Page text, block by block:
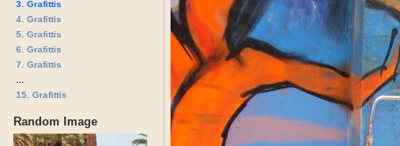
3. Grafittis
4. Grafittis
5. Grafittis
6. Grafittis
7. Grafittis
15. Grafittis
Random Image